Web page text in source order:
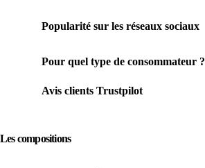
Popularité sur les réseaux sociaux
Pour quel type de consommateur ?
Avis clients Trustpilot
Les compositions